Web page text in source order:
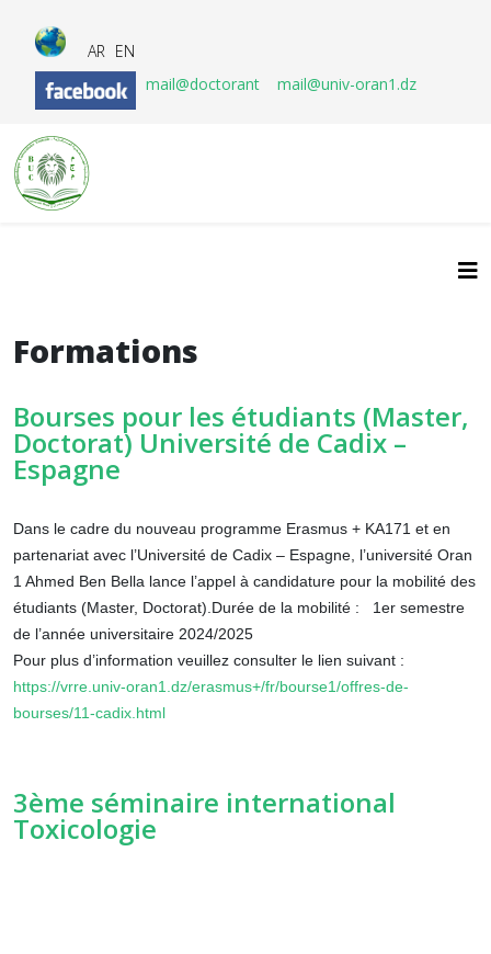
AR EN
mail@doctorant
mail@univ-oran1.dz
Formations
Bourses pour les étudiants (Master,
Doctorat) Université de Cadix –
Espagne
Dans le cadre du nouveau programme Erasmus + KA171 et en
partenariat avec l’Université de Cadix – Espagne, l’université Oran
1 Ahmed Ben Bella lance l’appel à candidature pour la mobilité des
étudiants (Master, Doctorat). Durée de la mobilité : 1er semestre
de l’année universitaire 2024/2025
Pour plus d’information veuillez consulter le lien suivant :
https://vrre.univ-oran1.dz/erasmus+/fr/bourse1/offres-de-
bourses/11-cadix.html
3ème séminaire international
Toxicologie